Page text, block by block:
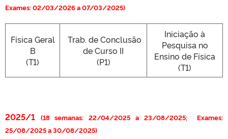
Exames: 02/03/2026 a 07/03/2025)
Física Geral
B
(T1)
Trab. de Conclusão
de Curso II
(P1)
Iniciação à
Pesquisa no
Ensino de Física
(T1)
2025/1
(18 semanas: 22/04/2025 a 23/08/2025; Exames:
25/08/2025 a 30/08/2025)